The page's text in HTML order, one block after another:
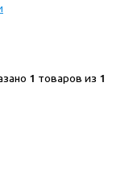
1 товаров из 1